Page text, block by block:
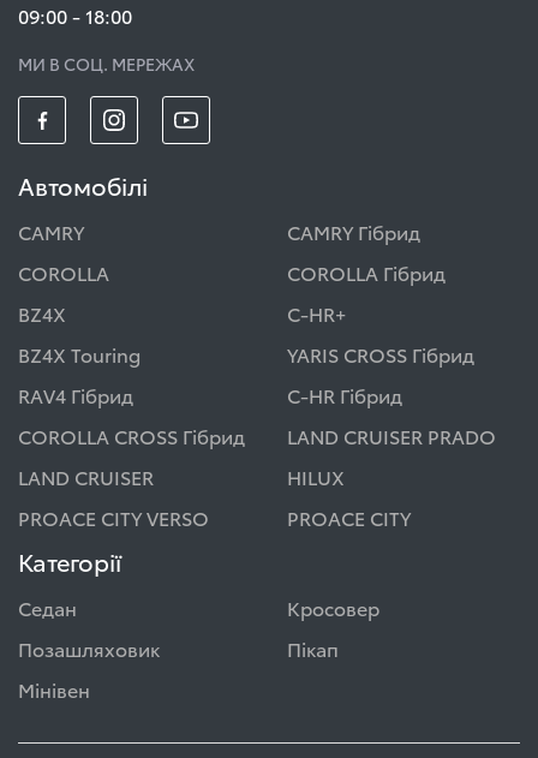
09:00 - 18:00
МИ В СОЦ. МЕРЕЖАХ
Автомобілі
CAMRY
CAMRY Гібрид
COROLLA
COROLLA Гібрид
BZ4X
C-HR+
BZ4X Touring
YARIS CROSS Гібрид
RAV4 Гібрид
C-HR Гібрид
COROLLA CROSS Гібрид
LAND CRUISER PRADO
LAND CRUISER
HILUX
PROACE CITY VERSO
PROACE CITY
Категорії
Седан
Кросовер
Позашляховик
Пікап
Мінівен